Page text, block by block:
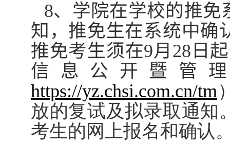
8、学院在学校的推免
知，推免生在系统中确
推免考生须在9月 28 日起
信息公开暨管
https://yz.chsi.com.cn/tm
放的复试及拟录取通知
考生的网上报名和确认